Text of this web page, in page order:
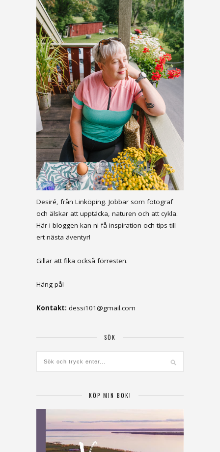
Desiré, från Linköping. Jobbar som fotograf
och älskar att upptäcka, naturen och att cykla.
Här i bloggen kan ni få inspiration och tips till
ert nästa äventyr!
Gillar att fika också förresten.
Häng på!
Kontakt: dessi101@gmail.com
SÖK
KÖP MIN BOK!